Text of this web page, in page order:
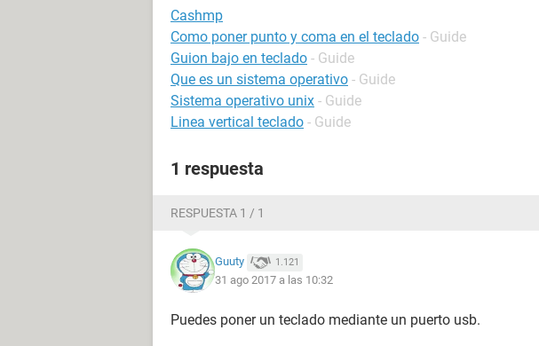
Cashmp
Como poner punto y coma en el teclado - Guide
Guion bajo en teclado - Guide
Que es un sistema operativo - Guide
Sistema operativo unix - Guide
Linea vertical teclado - Guide
1 respuesta
RESPUESTA 1 / 1
Guuty 1.121
31 ago 2017 a las 10:32
Puedes poner un teclado mediante un puerto usb.